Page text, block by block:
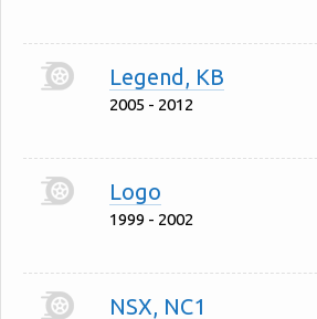
Legend, KB
2005 - 2012
Logo
1999 - 2002
NSX, NC1